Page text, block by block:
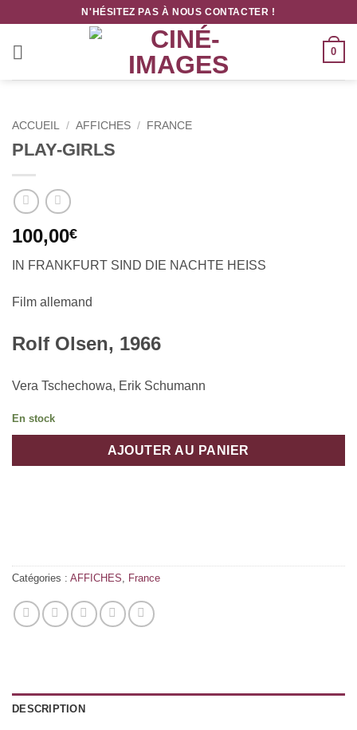
contenu
N'HÉSITEZ PAS À NOUS CONTACTER !
0
ACCUEIL / AFFICHES / FRANCE
PLAY-GIRLS
100,00€
IN FRANKFURT SIND DIE NACHTE HEISS
Film allemand
Rolf Olsen, 1966
Vera Tschechowa, Erik Schumann
En stock
AJOUTER AU PANIER
Catégories : AFFICHES, France
DESCRIPTION